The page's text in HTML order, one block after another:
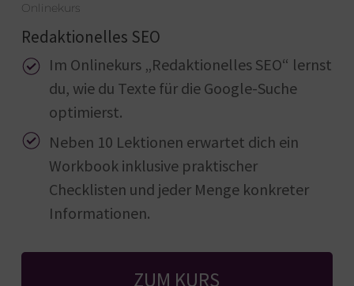
Onlinekurs
Redaktionelles SEO
Im Onlinekurs „Redaktionelles SEO“ lernst
du, wie du Texte für die Google-Suche
optimierst.
Neben 10 Lektionen erwartet dich ein
Workbook inklusive praktischer
Checklisten und jeder Menge konkreter
Informationen.
ZUM KURS